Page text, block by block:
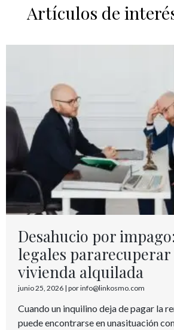
Artículos de
Desahucio por
legales
vivienda alquilada
junio 25, 2026 | por info@linkosmo.com
Cuando un inquilino deja de pagar la
puede encontrarse en unasituación